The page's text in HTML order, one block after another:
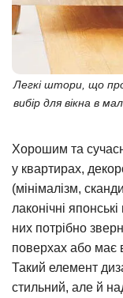
Легкі штори, що
вибір для вікна в
Хорошим та
у квартирах,
(мінімалізм,
лаконічні
них потрібно
поверхах або має
Такий елемент
стильний, але й